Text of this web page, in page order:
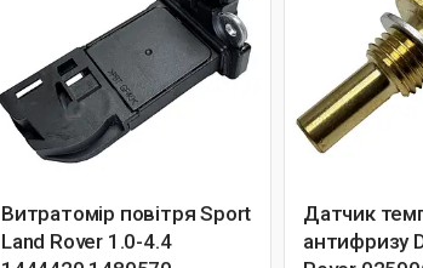
Витратомір повітря Sport
Land Rover 1.0-4.4
Датчик
антифризу